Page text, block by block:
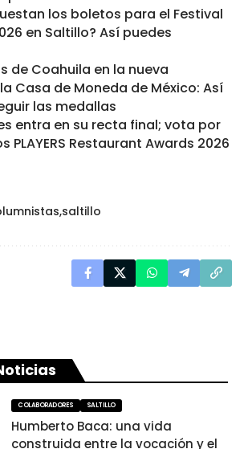
los boletos para el Festival
en Saltillo? Así puedes
de Coahuila en la nueva
Casa de Moneda de México: Así
las medallas
entra en su recta final; vota por
PLAYERS Restaurant Awards 2026
saltillo
COLABORADORES SALTILLO
Humberto Baca: una vida
construida entre la vocación y el